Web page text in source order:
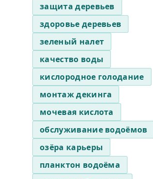
защита деревьев
здоровье деревьев
зеленый налет
качество воды
кислородное голодание
монтаж декинга
мочевая кислота
обслуживание водоёмов
озёра карьеры
планктон водоёма